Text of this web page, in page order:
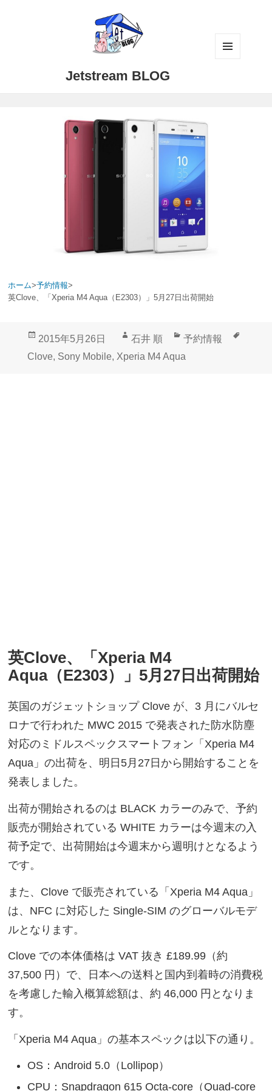
Jetstream BLOG
ホーム>予約情報>
英Clove、「Xperia M4 Aqua（E2303）」5月27日出荷開始
投
稿
2015年5月26日
作
成
石井 順
カ
テ
予約情報
Clove, Sony Mobile, Xperia M4 Aqua
英Clove、「Xperia M4
Aqua（E2303）」5月27日出荷開始
英国のガジェットショップ Clove が、3 月にバルセ
ロナで行われた MWC 2015 で発表された防水防塵
対応のミドルスペックスマートフォン「Xperia M4
Aqua」の出荷を、明日5月27日から開始することを
発表しました。
出荷が開始されるのは BLACK カラーのみで、予約
販売が開始されている WHITE カラーは今週末の入
荷予定で、出荷開始は今週末から週明けとなるよう
です。
また、Clove で販売されている「Xperia M4 Aqua」
は、NFC に対応した Single-SIM のグローバルモデ
ルとなります。
Clove での本体価格は VAT 抜き £189.99（約
37,500 円）で、日本への送料と国内到着時の消費税
を考慮した輸入概算総額は、約 46,000 円となりま
す。
「Xperia M4 Aqua」の基本スペックは以下の通り。
OS：Android 5.0（Lollipop）
CPU：Snapdragon 615 Octa-core（Quad-core